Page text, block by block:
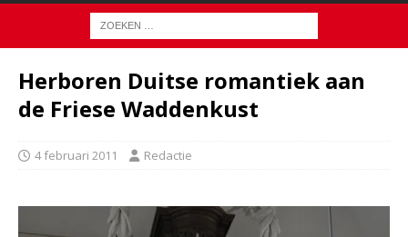
Herboren Duitse romantiek aan
de Friese Waddenkust
4 februari 2011 Redactie